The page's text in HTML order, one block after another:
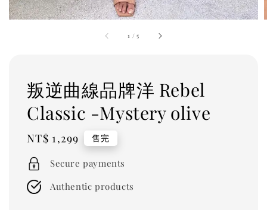
1 /5
叛逆曲線品牌洋 Rebel
Classic -Mystery olive
Regular
price
NT$ 1,299 售完
Secure payments
Authentic products